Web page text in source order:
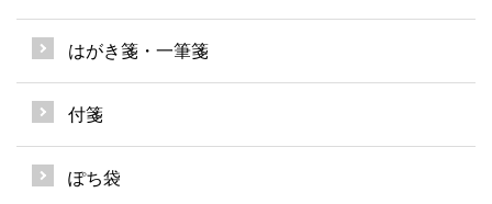
はがき箋・一筆箋
付箋
ぽち袋